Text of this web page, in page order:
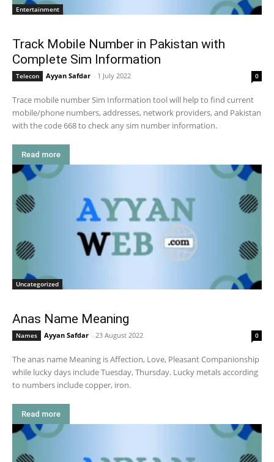
Entertainment
Track Mobile Number in Pakistan with
Complete Sim Information
Telecon Ayyan Safdar - 1 July 2022 0
Trace mobile number Sim Information tool will help to find current
mobile/phone numbers, addresses, network providers, and Pakistan
with the code 668 to check any sim number information.
Read more
Uncategorized
Anas Name Meaning
Names Ayyan Safdar - 23 August 2022 0
The anas name Meaning is Affection, Love, Pleasant Companionship
while lucky days include Tuesday, Thursday. Lucky metals according
to numbers include copper, iron.
Read more